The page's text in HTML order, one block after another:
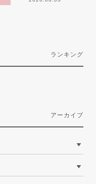
ランキング
アーカイブ